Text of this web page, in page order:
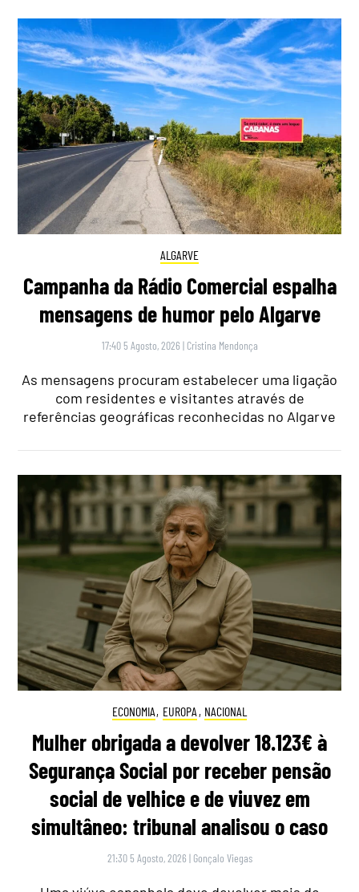
ALGARVE
Campanha da Rádio Comercial espalha
mensagens de humor pelo Algarve
17:40 5 Agosto, 2026 | Cristina Mendonça
As mensagens procuram estabelecer uma ligação
com residentes e visitantes através de
referências geográficas reconhecidas no Algarve
ECONOMIA, EUROPA , NACIONAL
Mulher obrigada a devolver 18.123€ à
Segurança Social por receber pensão
social de velhice e de viuvez em
simultâneo: tribunal analisou o caso
21:30 5 Agosto, 2026 | Gonçalo Viegas